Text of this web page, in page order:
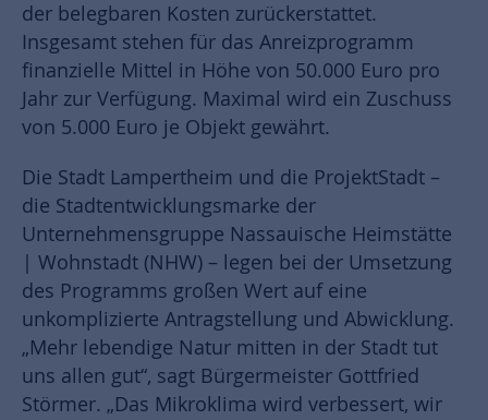
der belegbaren Kosten zurückerstattet.
Insgesamt stehen für das Anreizprogramm
finanzielle Mittel in Höhe von 50.000 Euro pro
Jahr zur Verfügung. Maximal wird ein Zuschuss
von 5.000 Euro je Objekt gewährt.
Die Stadt Lampertheim und die ProjektStadt –
die Stadtentwicklungsmarke der
Unternehmensgruppe Nassauische Heimstätte
| Wohnstadt (NHW) – legen bei der Umsetzung
des Programms großen Wert auf eine
unkomplizierte Antragstellung und Abwicklung.
„Mehr lebendige Natur mitten in der Stadt tut
uns allen gut“, sagt Bürgermeister Gottfried
Störmer. „Das Mikroklima wird verbessert, wir